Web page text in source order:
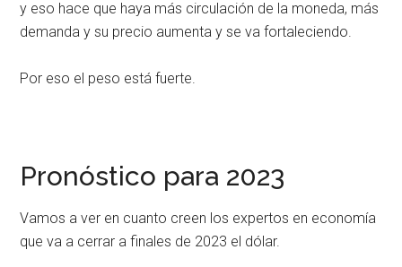
y eso hace que haya más circulación de la moneda, más
demanda y su precio aumenta y se va fortaleciendo.
Por eso el peso está fuerte.
Pronóstico para 2023
Vamos a ver en cuanto creen los expertos en economía
que va a cerrar a finales de 2023 el dólar.